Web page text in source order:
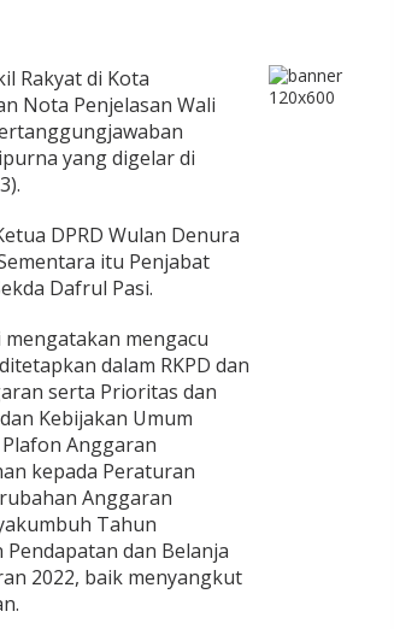
Rakyat di Kota
Nota Penjelasan Wali
yang digelar di
DPRD Wulan Denura
itu Penjabat
Dafrul Pasi.
mengatakan mengacu
dalam RKPD dan
serta Prioritas dan
Kebijakan Umum
Anggaran
kepada Peraturan
Anggaran
Tahun
dan Belanja
2022, baik menyangkut